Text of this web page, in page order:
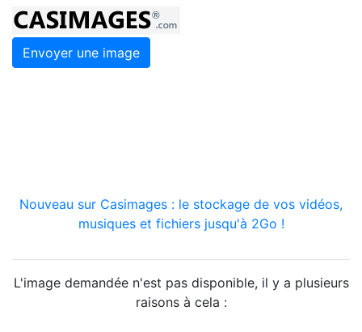
Envoyer une image
Nouveau sur Casimages : le stockage de vos vidéos,
musiques et fichiers jusqu'à 2Go !
L'image demandée n'est pas disponible, il y a plusieurs
raisons à cela :